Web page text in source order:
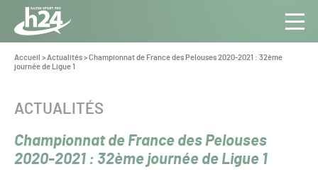
Panneau de gestion des cookies
Aller au contenu
Toute
l’info
du Gazon
Vous
êtes
Accueil >Actualités>Championnat de France des Pelouses 2020-2021 : 32ème
journée de Ligue 1
Championnat de France des Pelouses
2020-2021 : 32ème journée de Ligue 1
CATÉGORIE :
ACTUALITÉS